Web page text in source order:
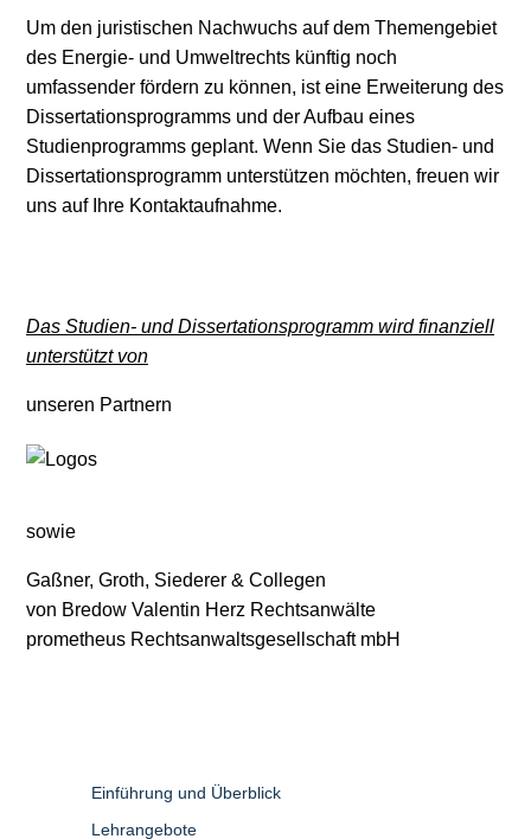
Um den juristischen Nachwuchs auf dem Themengebiet
des Energie- und Umweltrechts künftig noch
umfassender fördern zu können, ist eine Erweiterung des
Dissertationsprogramms und der Aufbau eines
Studienprogramms geplant. Wenn Sie das Studien- und
Dissertationsprogramm unterstützen möchten, freuen wir
uns auf Ihre Kontaktaufnahme.
Das Studien- und Dissertationsprogramm wird finanziell
unterstützt von
unseren Partnern
sowie
Gaßner, Groth, Siederer & Collegen
von Bredow Valentin Herz Rechtsanwälte
prometheus Rechtsanwaltsgesellschaft mbH
Einführung und Überblick
Lehrangebote